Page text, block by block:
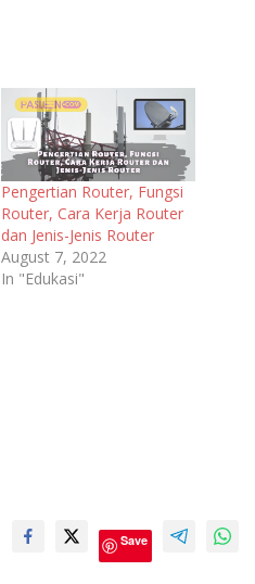
Pengertian Router, Fungsi
Router, Cara Kerja Router
dan Jenis-Jenis Router
August 7, 2022
In "Edukasi"
Save